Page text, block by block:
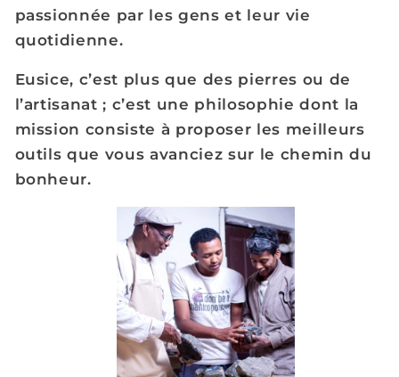
passionnée par les gens et leur vie
quotidienne.
Eusice, c’est plus que des pierres ou de
l’artisanat ; c’est une philosophie dont la
mission consiste à proposer les meilleurs
outils que vous avanciez sur le chemin du
bonheur.